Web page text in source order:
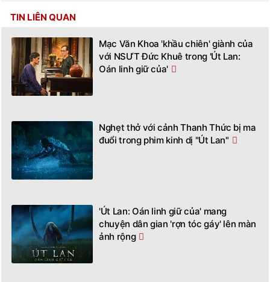
TIN LIÊN QUAN
Mạc Văn Khoa 'khầu chiên' giành của
với NSƯT Đức Khuê trong 'Út Lan:
Oán linh giữ của'
Nghẹt thở với cảnh Thanh Thức bị ma
đuổi trong phim kinh dị "Út Lan"
'Út Lan: Oán linh giữ của' mang
chuyện dân gian 'rợn tóc gáy' lên màn
ảnh rộng